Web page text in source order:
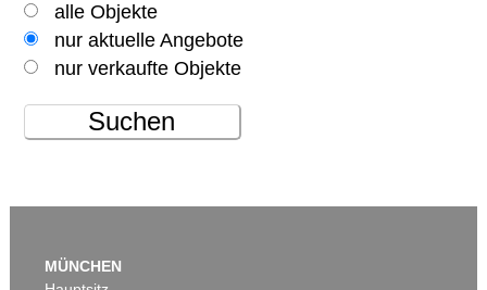
alle Objekte
nur aktuelle Angebote
nur verkaufte Objekte
Suchen
MÜNCHEN